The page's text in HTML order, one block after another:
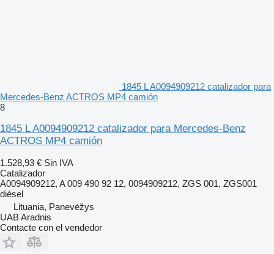
1845 L A0094909212 catalizador para
Mercedes-Benz ACTROS MP4 camión
8
1845 L A0094909212 catalizador para Mercedes-Benz
ACTROS MP4 camión
1.528,93 € Sin IVA
Catalizador
A0094909212, A 009 490 92 12, 0094909212, ZGS 001, ZGS001
diésel
Lituania, Panevėžys
UAB Aradnis
Contacte con el vendedor